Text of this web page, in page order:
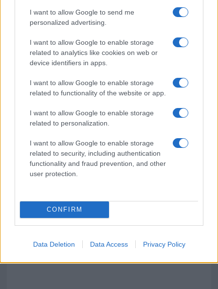
I want to allow Google to send me
personalized advertising.
I want to allow Google to enable storage
related to analytics like cookies on web or
device identifiers in apps.
I want to allow Google to enable storage
related to functionality of the website or app.
I want to allow Google to enable storage
related to personalization.
I want to allow Google to enable storage
related to security, including authentication
functionality and fraud prevention, and other
user protection.
CONFIRM
Data Deletion Data Access Privacy Policy
Salmo finisce in ospedale a Catania, ma il tour
va avanti: “Sicilia, ci sono”
Jovanotti, Gabry Ponte e Alfa: Olbia ombelico del
mondo per una notte
Giorgia Meloni a La Maddalena, la vicesindaco:
“Orgoglio e discrezione per visita privata̶…
Incendio nella notte a Olbia, a fuoco due furgoni